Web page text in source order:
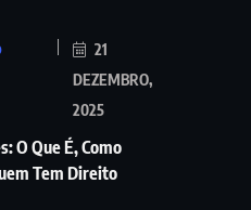
21
DEZEMBRO,
2025
O Que É, Como
Tem Direito